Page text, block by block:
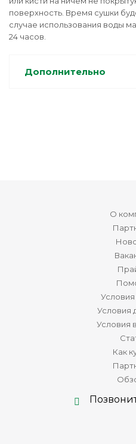
поверхность. Время сушки
случае использования воды
24 часов.
Дополнительно
О
Условия
Условия
Как